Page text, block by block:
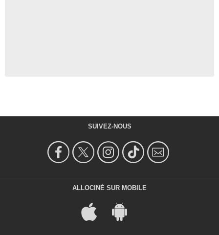
SUIVEZ-NOUS
ALLOCINÉ SUR MOBILE